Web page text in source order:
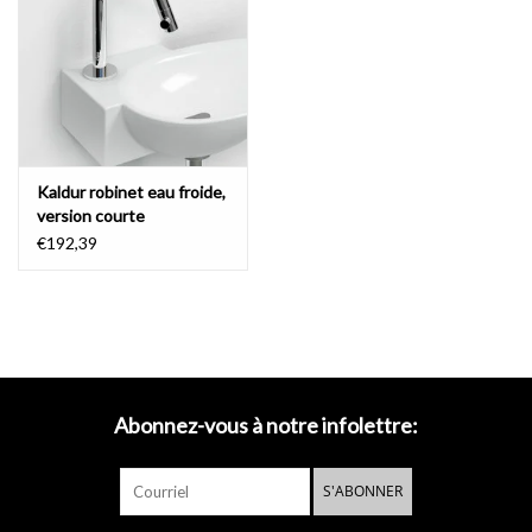
- télécharger le dessin technique
- télécharger les
- télécharger lesinstructions d'entretien
Kaldur robinet eau froide,
version courte
€192,39
Abonnez-vous à notre infolettre:
S'ABONNER